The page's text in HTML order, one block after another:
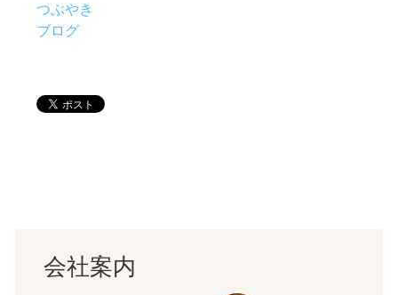
つぶやき
ブログ
会社案内